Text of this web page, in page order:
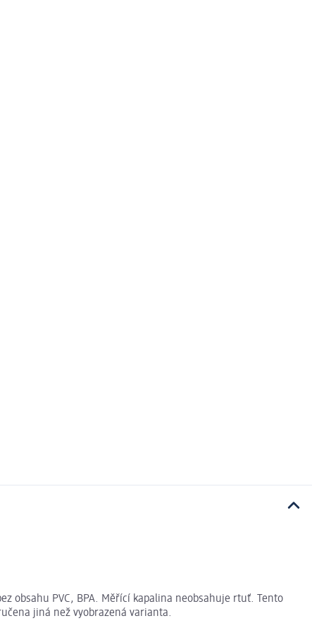
obsahu PVC, BPA. Měřící kapalina neobsahuje rtuť. Tento
jiná než vyobrazená varianta.